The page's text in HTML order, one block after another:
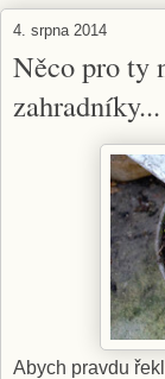
4. srpna 2014
Něco pro ty
zahradníky...
Abych pravdu